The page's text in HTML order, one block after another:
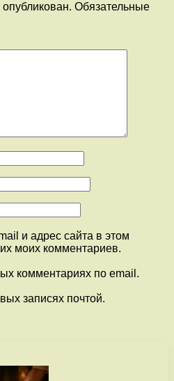
Обязательные
и адрес сайта в этом
моих комментариев.
комментариях по email.
записях почтой.